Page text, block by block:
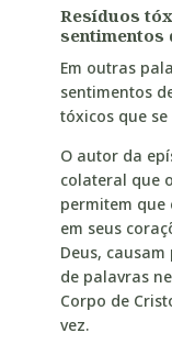
Resíduos
Em outras
sentimentos
tóxicos que
O autor da
colateral que
permitem que
em seus
Deus,
de palavras
Corpo de
vez.